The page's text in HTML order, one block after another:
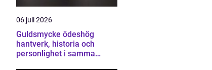
06 juli 2026
Guldsmycke ödeshög
hantverk, historia och
personlighet i samma